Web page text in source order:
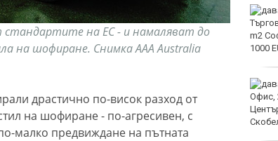
стандартите на ЕС - и намаляват до
на шофиране. Снимка AAA Australia
драстично по-висок разход от
на шофиране - по-агресивен, с
малко предвиждане на пътната
Времето във Варна на
10 август 2026
свети архидякон
Лаврентий